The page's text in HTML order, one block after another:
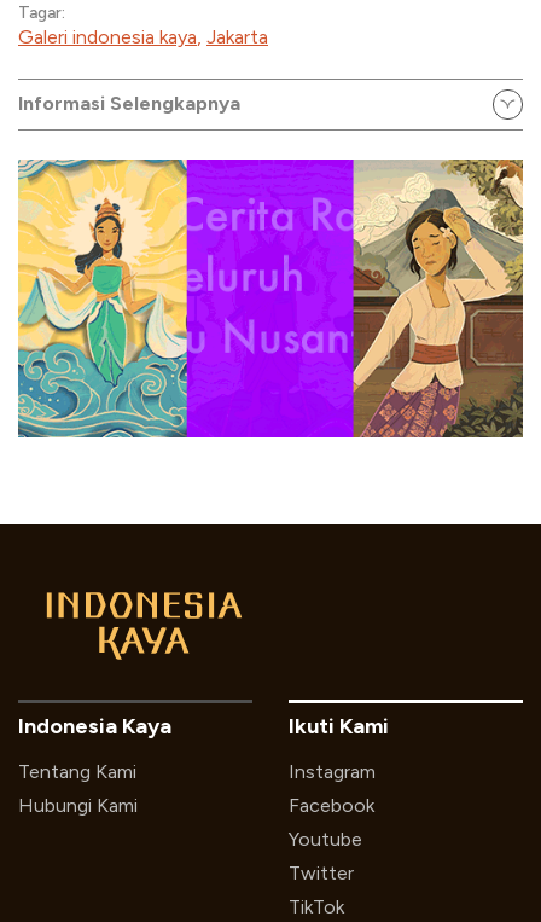
Tagar:
Galeri indonesia kaya Jakarta
Informasi Selengkapnya
Indonesia Kaya
Tentang Kami
Hubungi Kami
Ikuti Kami
Instagram
Facebook
Youtube
Twitter
TikTok